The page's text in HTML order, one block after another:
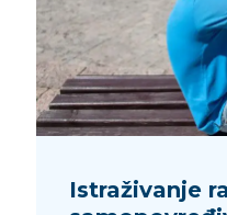
Istraživanje